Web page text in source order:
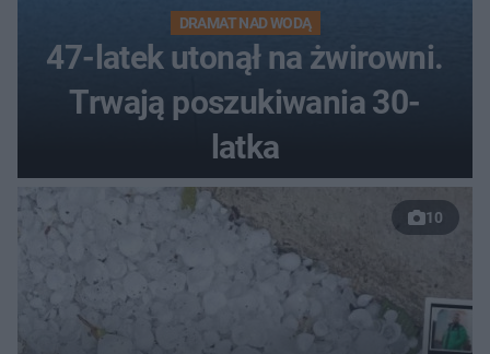
DRAMAT NAD WODĄ
47-latek utonął na żwirowni.
Trwają poszukiwania 30-
latka
10